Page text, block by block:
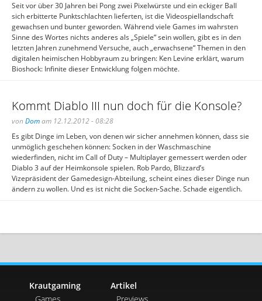
Seit vor über 30 Jahren bei Pong zwei Pixelwürste und ein eckiger Ball
sich erbitterte Punktschlachten lieferten, ist die Videospiellandschaft
gewachsen und bunter geworden. Während viele Games im wahrsten
Sinne des Wortes nichts anderes als „Spiele“ sein wollen, gibt es in den
letzten Jahren zunehmend Versuche, auch „erwachsene“ Themen in den
digitalen heimischen Hobbyraum zu bringen: Ken Levine erklärt, warum
Bioshock: Infinite dieser Entwicklung folgen möchte.
Kommt Diablo III nun doch für die Konsole?
von Domam 12.12.2012 - 08:28
Es gibt Dinge im Leben, von denen wir sicher annehmen können, dass sie
unmöglich geschehen können: Socken in der Waschmaschine
wiederfinden, nicht im Call of Duty – Multiplayer gemessert werden oder
Diablo 3 auf der Heimkonsole spielen. Rob Pardo, Blizzard’s
Vizepräsident der Gamedesign-Abteilung, scheint eines dieser Dinge nun
ändern zu wollen. Und es ist nicht die Socken-Sache. Schade eigentlich.
Krautgaming
Artikel